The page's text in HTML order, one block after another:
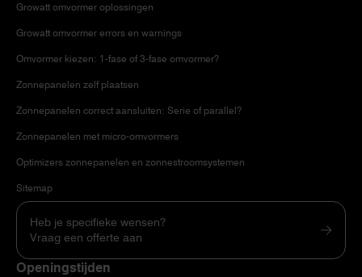
Growatt omvormer oplossingen
Growatt omvormer errors en warnings
Omvormer kiezen: 1-fase of 3-fase omvormer?
Zonnepanelen zelf plaatsen
Zonnepanelen correct aansluiten: Serie of parallel?
Zonnepanelen met micro-omvormers
Optimizers zonnepanelen en zonnestroomsystemen
Sitemap
Heb je specifieke wensen?
Vraag een offerte aan
Openingstijden